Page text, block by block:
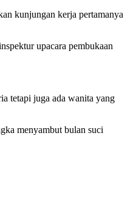
kunjungan kerja pertamanya
upacara pembukaan
tetapi juga ada wanita yang
menyambut bulan suci